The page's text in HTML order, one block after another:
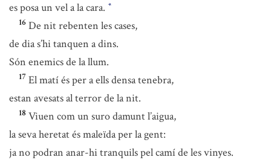
es posa un vel a la cara. *
16 De nit rebenten les cases,
de dia s’hi tanquen a dins.
Són enemics de la llum.
17 El matí és per a ells densa tenebra,
estan avesats al terror de la nit.
18 Viuen com un suro damunt l’aigua,
la seva heretat és maleïda per la gent:
ja no podran anar-hi tranquils pel camí de les vinyes.